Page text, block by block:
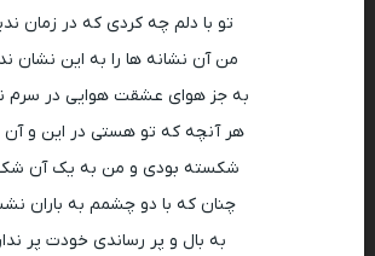
تو با دلم چه کردی که در زمان
من آن نشانه ها را به این نشان
به جز هوای عشقت هوایی در
هر آنچه که تو هستی در این و آن
شکسته بودی و من به یک آن
چنان که با دو چشمم به باران
به بال و پر رساندی خودت پر